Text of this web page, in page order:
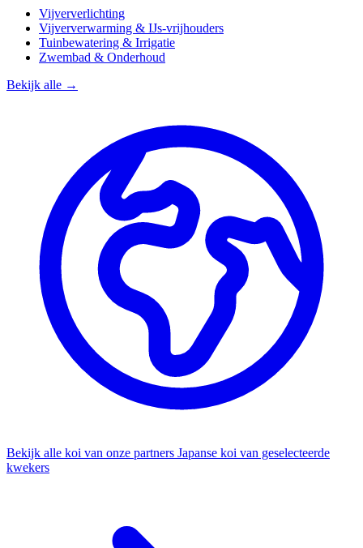
Vijververlichting
Vijververwarming & IJs-vrijhouders
Tuinbewatering & Irrigatie
Zwembad & Onderhoud
Bekijk alle →
Bekijk alle koi van onze partners Japanse koi van geselecteerde
kwekers